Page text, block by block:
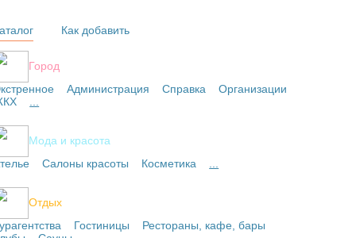
Город
Администрация Справка
Организации
Мода и красота
Салоны красоты Косметика
Отдых
Гостиницы
Рестораны, кафе, бары
Как добавить